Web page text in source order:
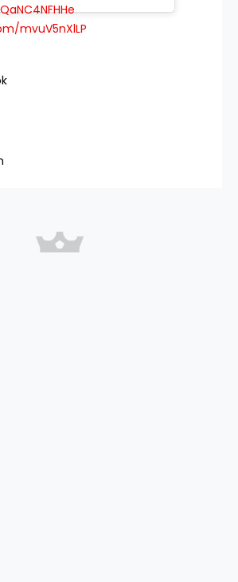
mvuV5nXlLP